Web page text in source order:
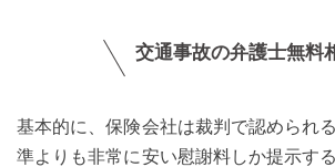
交通事故の弁護士無料
基本的に、保険会社は裁判で認められ
準よりも非常に安い慰謝料しか提示す